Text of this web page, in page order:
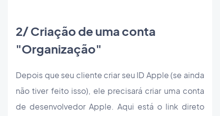
2/ Criação de uma conta
"Organização"
Depois que seu cliente criar seu ID Apple (se ainda
não tiver feito isso), ele precisará criar uma conta
de desenvolvedor Apple. Aqui está o link direto